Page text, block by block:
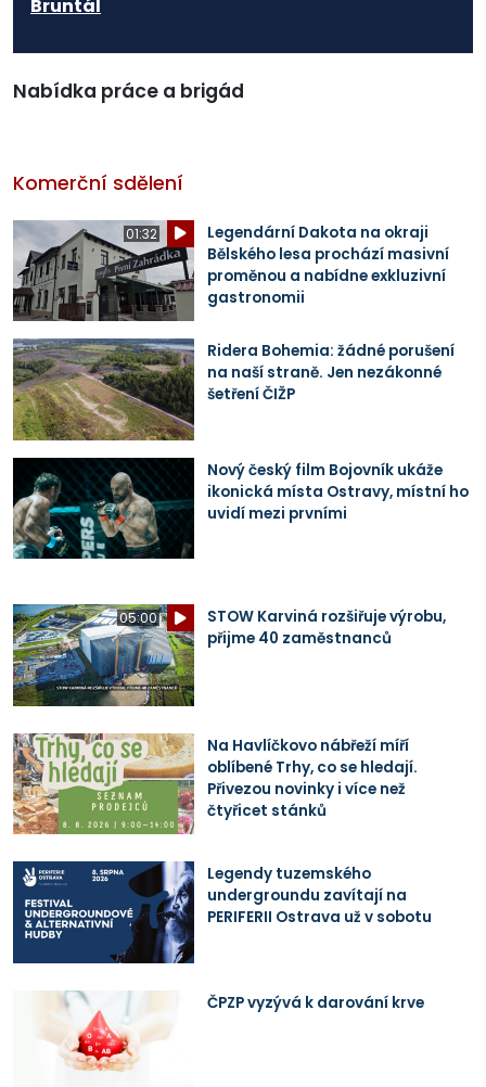
Bruntál
Nabídka práce a brigád
Komerční sdělení
01:32
Legendární Dakota na okraji
Bělského lesa prochází masivní
proměnou a nabídne exkluzivní
gastronomii
Ridera Bohemia: žádné porušení
na naší straně. Jen nezákonné
šetření ČIŽP
Nový český film Bojovník ukáže
ikonická místa Ostravy, místní ho
uvidí mezi prvními
05:00
STOW Karviná rozšiřuje výrobu,
přijme 40 zaměstnanců
Na Havlíčkovo nábřeží míří
oblíbené Trhy, co se hledají.
Přivezou novinky i více než
čtyřicet stánků
Legendy tuzemského
undergroundu zavítají na
PERIFERII Ostrava už v sobotu
ČPZP vyzývá k darování krve